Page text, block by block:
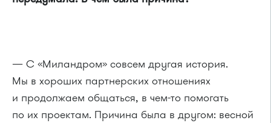
— С «Миландром» совсем другая история.
Мы в хороших партнерских отношениях
и продолжаем общаться, в чем-то помогать
по их проектам. Причина была в другом: весной